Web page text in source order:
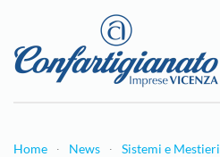
Passa al contenuto principale
Home News Sistemi e Mestieri